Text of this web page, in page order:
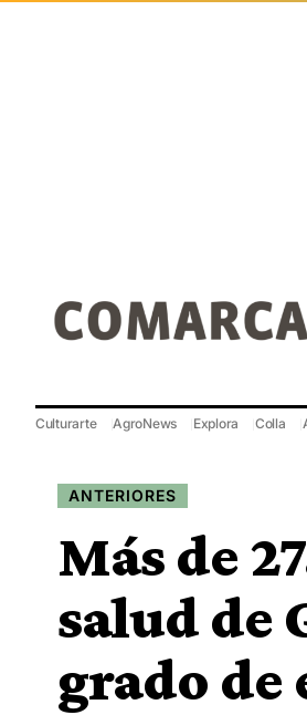
Culturarte AgroNews Explora Colla
ANTERIORES
Más de
salud de
grado de